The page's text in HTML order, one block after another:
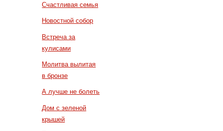
Счастливая семья
Новостной собор
Встреча за
кулисами
Молитва вылитая
в бронзе
А лучше не болеть
Дом с зеленой
крышей